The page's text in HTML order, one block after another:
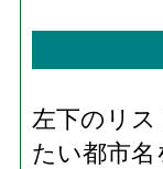
左下のリ
たい都市名